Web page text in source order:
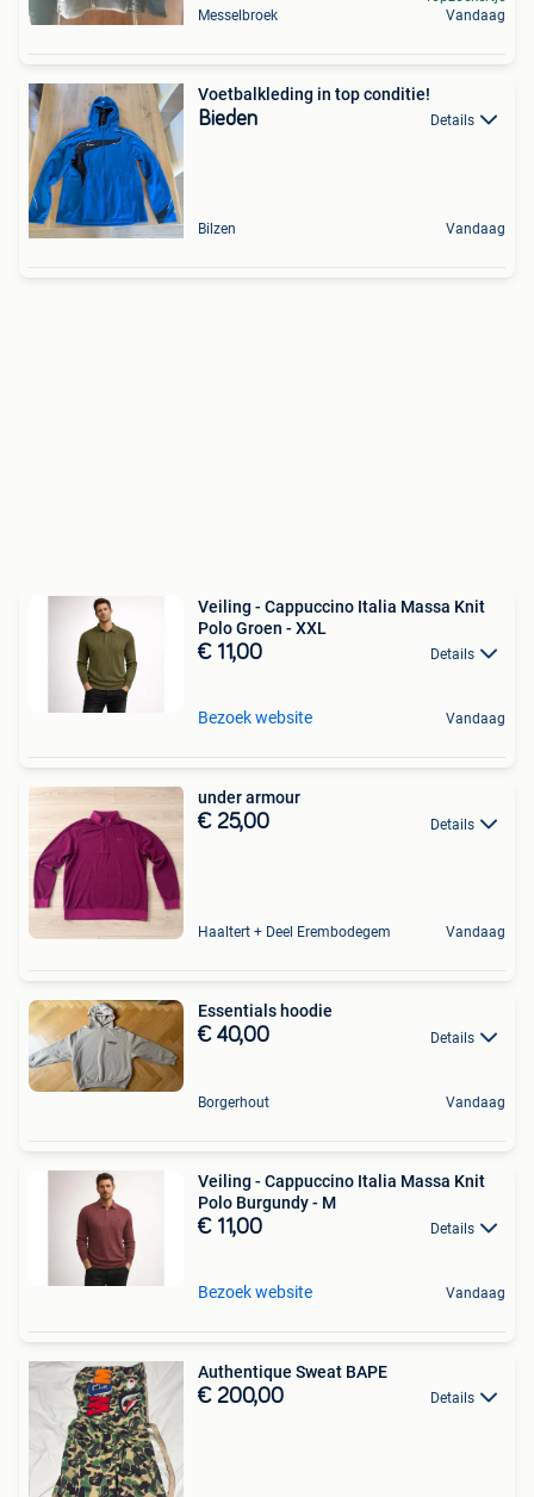
Messelbroek
Vandaag
Voetbalkleding in top conditie!
Bieden Details
Bilzen Vandaag
Veiling - Cappuccino Italia Massa Knit
Polo Groen - XXL
€ 11,00 Details
Bezoek website Vandaag
under armour
€ 25,00 Details
Haaltert + Deel Erembodegem Vandaag
Essentials hoodie
€ 40,00 Details
Borgerhout Vandaag
Veiling - Cappuccino Italia Massa Knit
Polo Burgundy - M
€ 11,00 Details
Bezoek website Vandaag
Authentique Sweat BAPE
€ 200,00 Details